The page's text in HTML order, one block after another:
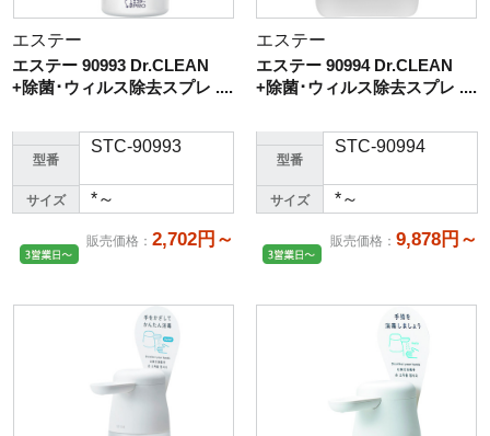
エステー
エステー 90993 Dr.CLEAN
+除菌･ウィルス除去スプレ ....
型番
STC-90993
サイズ *～
販売価格 ： 2,702円～
エステー
エステー 90994 Dr.CLEAN
+除菌･ウィルス除去スプレ ....
型番
STC-90994
サイズ *～
販売価格 ： 9,878円～